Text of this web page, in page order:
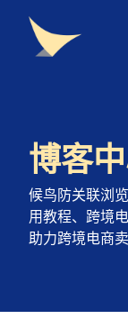
博客
候鸟防关联浏
用教程、跨境
助力跨境电商